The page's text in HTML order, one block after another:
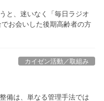
と、迷いなく「毎日ラジオ
お会いした後期高齢者の方
カイゼン活動／取組み
備は、単なる管理手法では